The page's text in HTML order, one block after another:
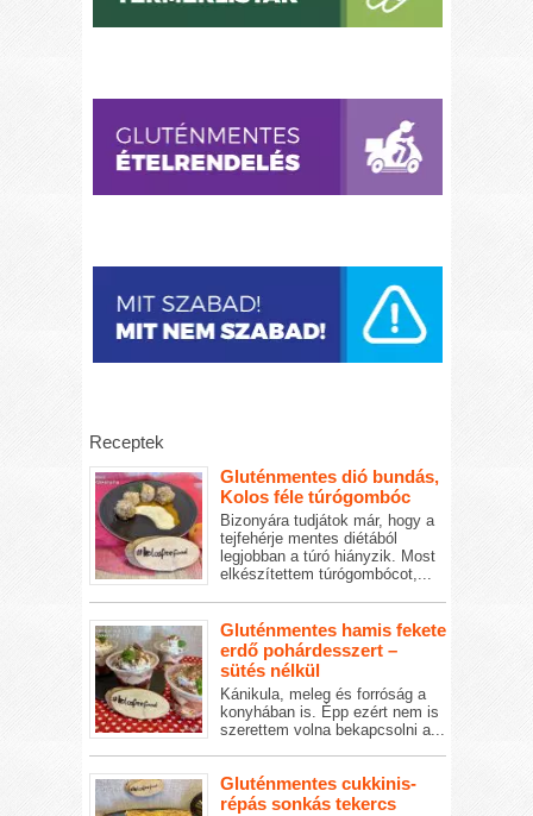
Receptek
Gluténmentes dió bundás,
Kolos féle túrógombóc
Bizonyára tudjátok már, hogy a
tejfehérje mentes diétából
legjobban a túró hiányzik. Most
elkészítettem túrógombócot,...
Gluténmentes hamis fekete
erdő pohárdesszert –
sütés nélkül
Kánikula, meleg és forróság a
konyhában is. Épp ezért nem is
szerettem volna bekapcsolni a...
Gluténmentes cukkinis-
répás sonkás tekercs